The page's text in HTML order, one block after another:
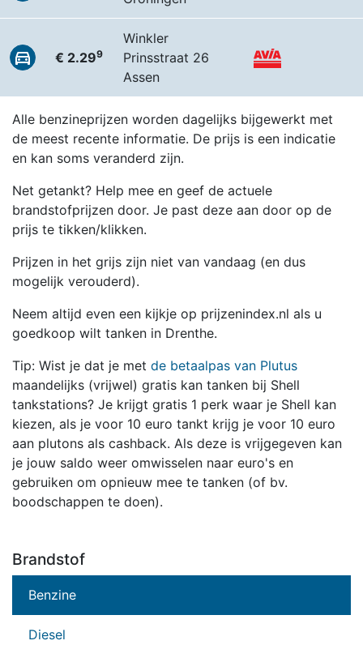
€ 2.299
Winkler
Prinsstraat 26
Assen
Alle benzineprijzen worden dagelijks bijgewerkt met
de meest recente informatie. De prijs is een indicatie
en kan soms veranderd zijn.
Net getankt? Help mee en geef de actuele
brandstofprijzen door. Je past deze aan door op de
prijs te tikken/klikken.
Prijzen in het grijs zijn niet van vandaag (en dus
mogelijk verouderd).
Neem altijd even een kijkje op prijzenindex.nl als u
goedkoop wilt tanken in Drenthe.
Tip: Wist je dat je met de betaalpas van Plutus
maandelijks (vrijwel) gratis kan tanken bij Shell
tankstations? Je krijgt gratis 1 perk waar je Shell kan
kiezen, als je voor 10 euro tankt krijg je voor 10 euro
aan plutons als cashback. Als deze is vrijgegeven kan
je jouw saldo weer omwisselen naar euro's en
gebruiken om opnieuw mee te tanken (of bv.
boodschappen te doen).
Brandstof
Benzine
Diesel